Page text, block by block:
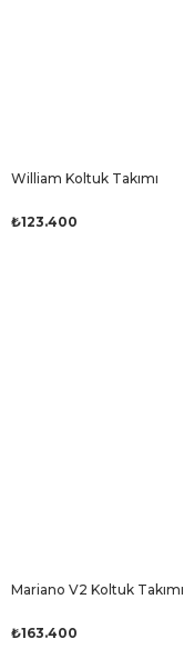
William Koltuk Takımı
₺123.400
Mariano V2 Koltuk Takımı
₺163.400